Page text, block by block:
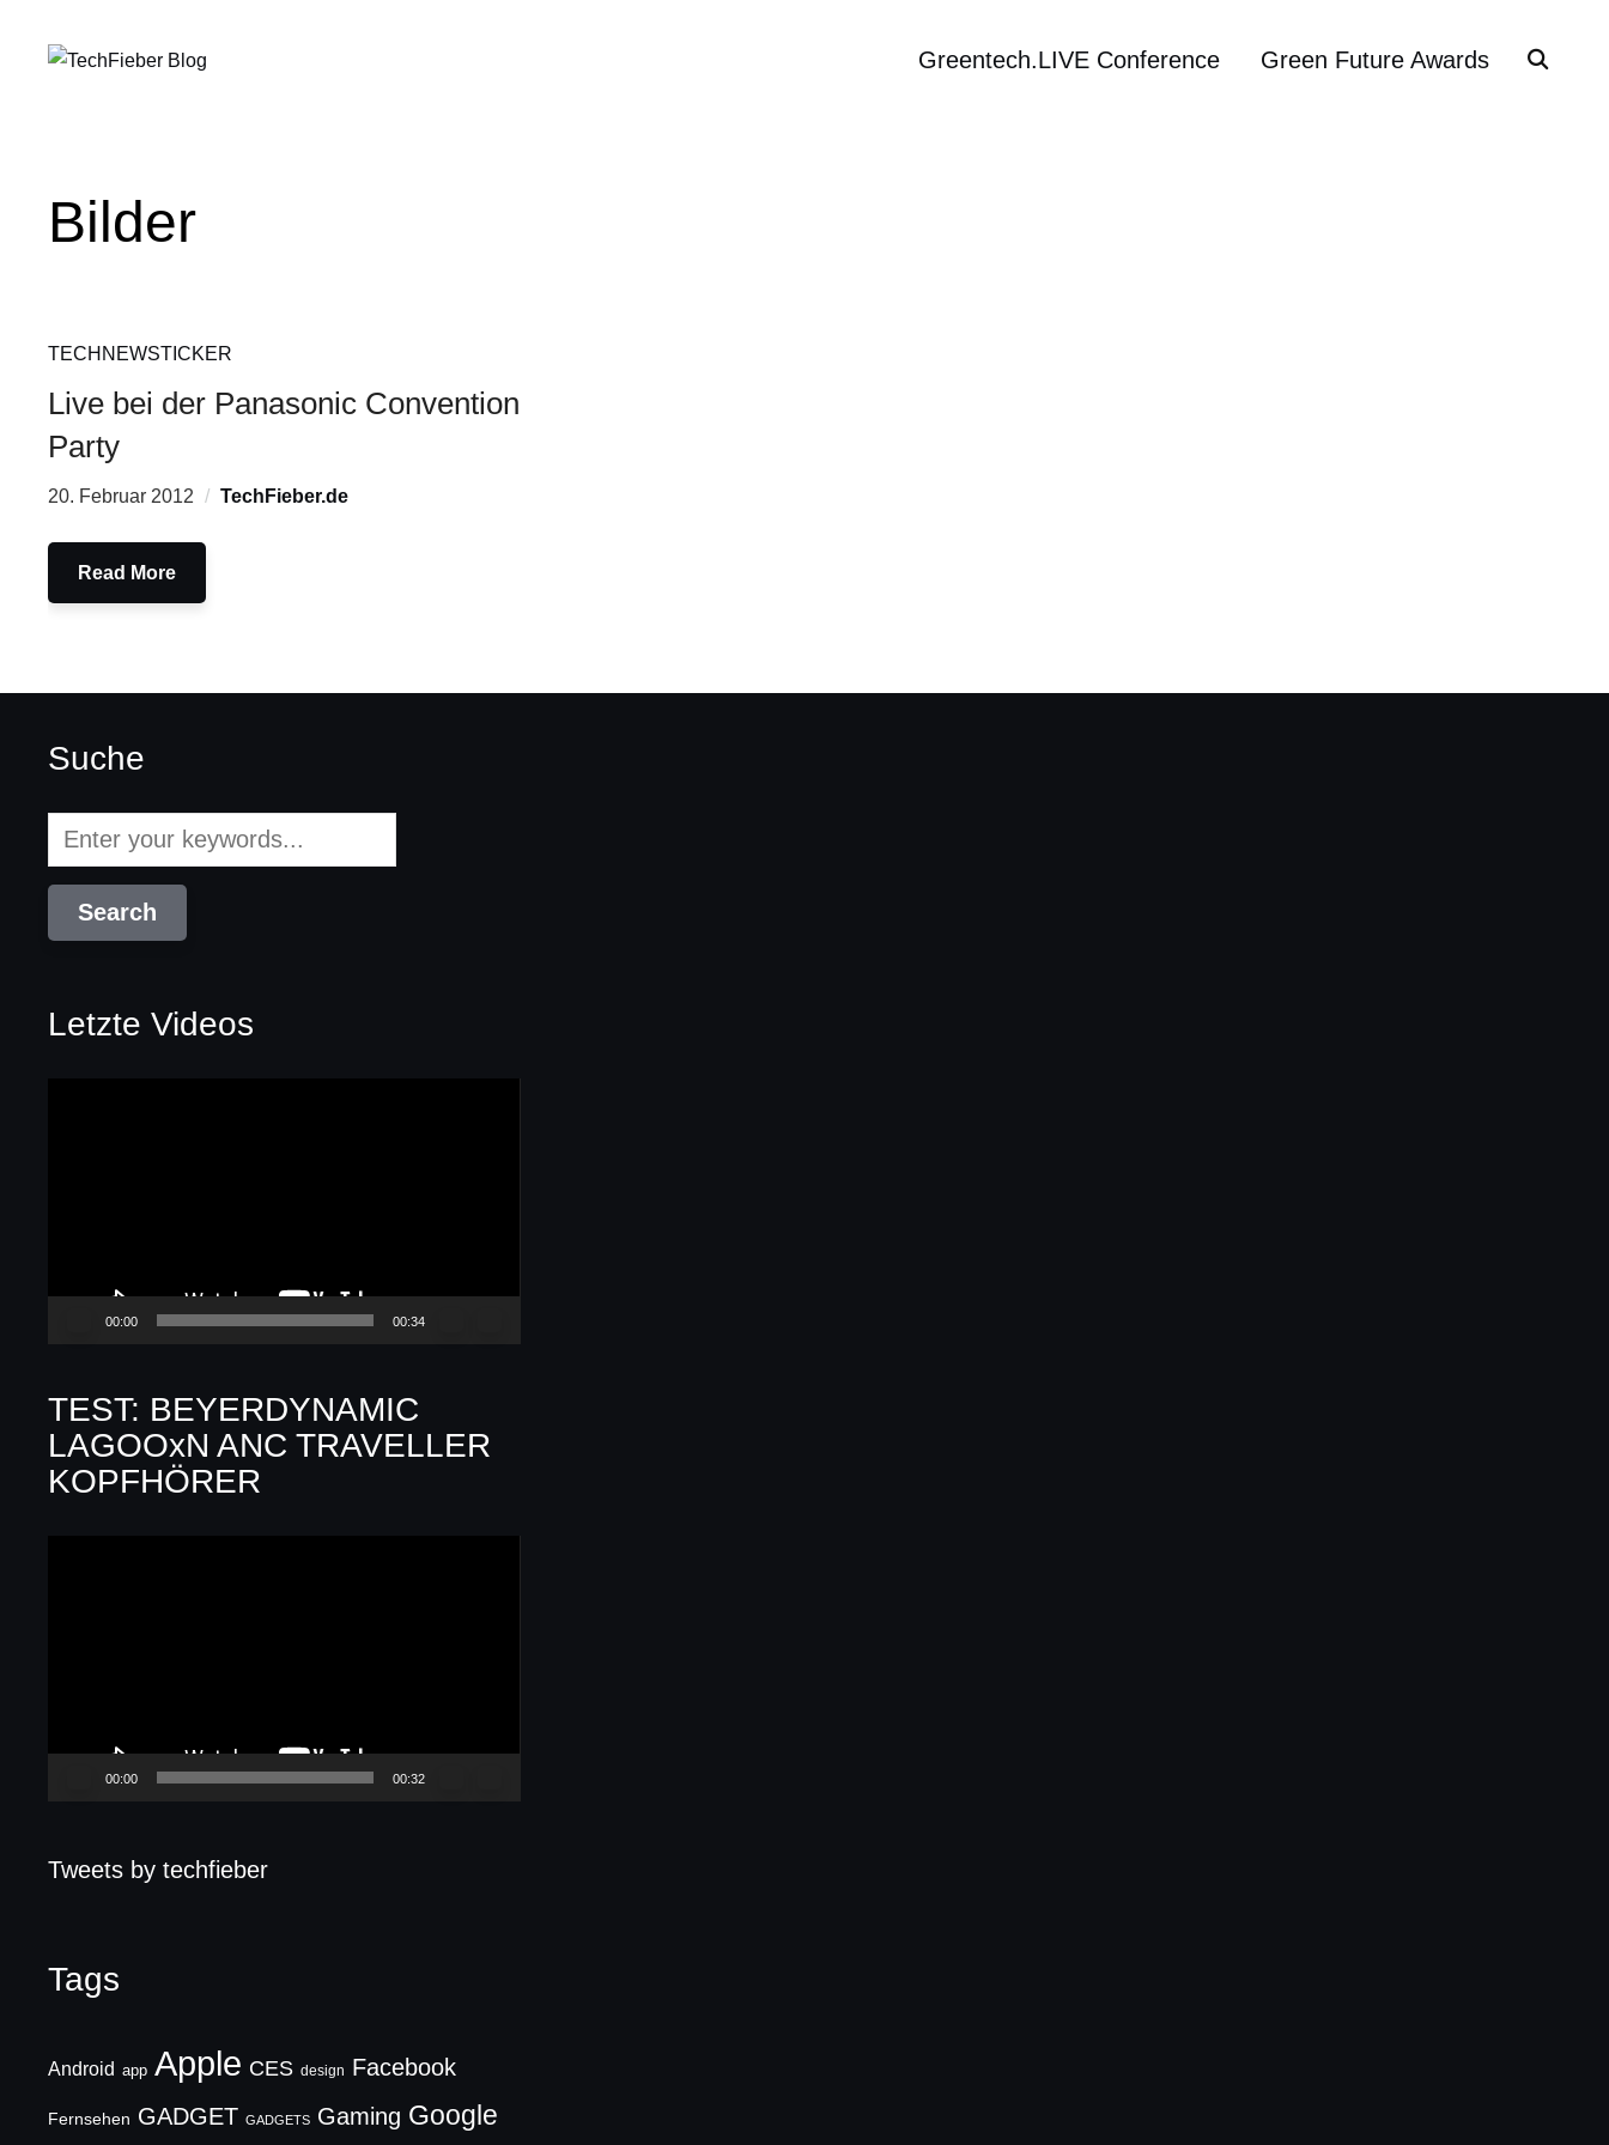
Greentech.LIVE Conference Green Future Awards
Bilder
TECHNEWSTICKER
Live bei der Panasonic Convention
Party
20. Februar 2012 TechFieber.de
Read More
Suche
Letzte Videos
00:00 00:34
TEST: BEYERDYNAMIC
LAGOOxN ANC TRAVELLER
KOPFHÖRER
00:00 00:32
Tweets by techfieber
Tags
Android app Apple CES design Facebook
Fernsehen GADGET GADGETS Gaming Google